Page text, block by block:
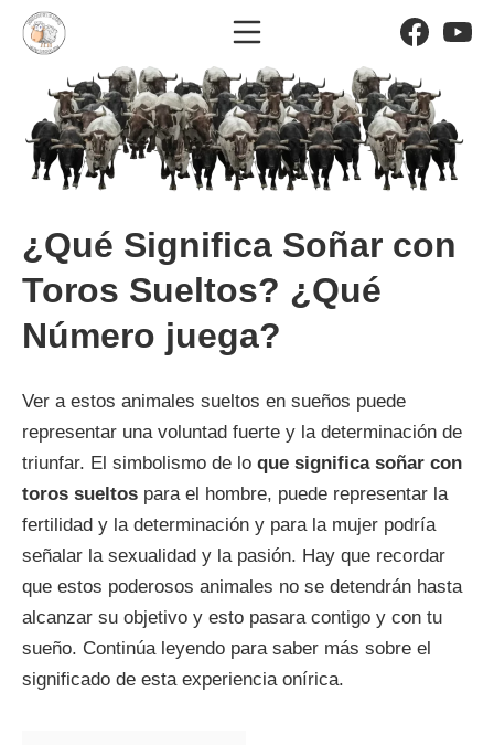
Saltar
contenidoEl significado de los
Menú móvil
¿Qué Significa Soñar con
Toros Sueltos? ¿Qué
Número juega?
Ver a estos animales sueltos en sueños puede
representar una voluntad fuerte y la determinación de
triunfar. El simbolismo de lo que significa soñar con
toros sueltos para el hombre, puede representar la
fertilidad y la determinación y para la mujer podría
señalar la sexualidad y la pasión. Hay que recordar
que estos poderosos animales no se detendrán hasta
alcanzar su objetivo y esto pasara contigo y con tu
sueño. Continúa leyendo para saber más sobre el
significado de esta experiencia onírica.